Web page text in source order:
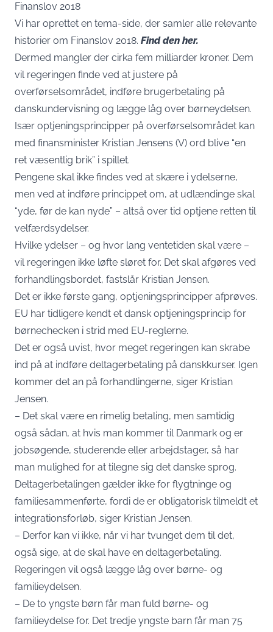
Finanslov 2018
Vi har oprettet en tema-side, der samler alle relevante
historier om Finanslov 2018. Find den her.
Dermed mangler der cirka fem milliarder kroner. Dem
vil regeringen finde ved at justere på
overførselsområdet, indføre brugerbetaling på
danskundervisning og lægge låg over børneydelsen.
Især optjeningsprincipper på overførselsområdet kan
med finansminister Kristian Jensens (V) ord blive “en
ret væsentlig brik” i spillet.
Pengene skal ikke findes ved at skære i ydelserne,
men ved at indføre princippet om, at udlændinge skal
“yde, før de kan nyde” – altså over tid optjene retten til
velfærdsydelser.
Hvilke ydelser – og hvor lang ventetiden skal være –
vil regeringen ikke løfte sløret for. Det skal afgøres ved
forhandlingsbordet, fastslår Kristian Jensen.
Det er ikke første gang, optjeningsprincipper afprøves.
EU har tidligere kendt et dansk optjeningsprincip for
børnechecken i strid med EU-reglerne.
Det er også uvist, hvor meget regeringen kan skrabe
ind på at indføre deltagerbetaling på danskkurser. Igen
kommer det an på forhandlingerne, siger Kristian
Jensen.
– Det skal være en rimelig betaling, men samtidig
også sådan, at hvis man kommer til Danmark og er
jobsøgende, studerende eller arbejdstager, så har
man mulighed for at tilegne sig det danske sprog.
Deltagerbetalingen gælder ikke for flygtninge og
familiesammenførte, fordi de er obligatorisk tilmeldt et
integrationsforløb, siger Kristian Jensen.
– Derfor kan vi ikke, når vi har tvunget dem til det,
også sige, at de skal have en deltagerbetaling.
Regeringen vil også lægge låg over børne- og
familieydelsen.
– De to yngste børn får man fuld børne- og
familieydelse for. Det tredje yngste barn får man 75